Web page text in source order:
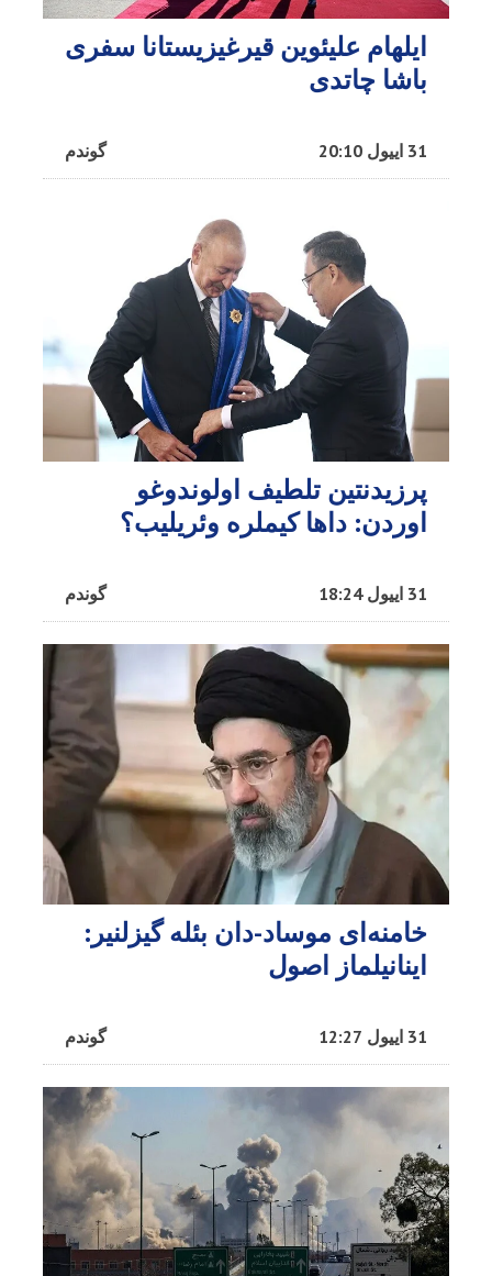
ایلهام علیئوین قیرغیزیستانا سفری
باشا چاتدی
گوندم 31 اییول 20:10
پرزیدنتین تلطیف اولوندوغو
اوردن: داها کیملره وئریلیب؟
گوندم 31 اییول 18:24
خامنه‌ای موساد-دان بئله گیزلنیر:
اینانیلماز اصول
گوندم 31 اییول 12:27